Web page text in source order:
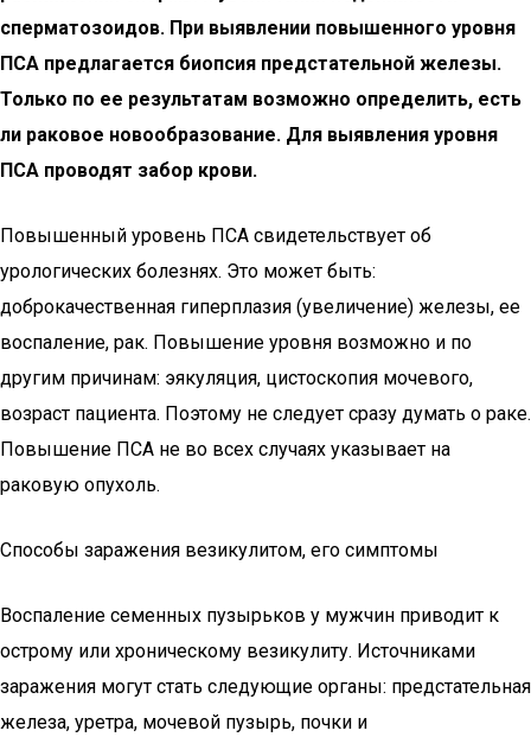
сперматозоидов. При выявлении повышенного уровня
ПСА предлагается биопсия предстательной железы.
Только по ее результатам возможно определить, есть
ли раковое новообразование. Для выявления уровня
ПСА проводят забор крови.
Повышенный уровень ПСА свидетельствует об
урологических болезнях. Это может быть:
доброкачественная гиперплазия (увеличение) железы, ее
воспаление, рак. Повышение уровня возможно и по
другим причинам: эякуляция, цистоскопия мочевого,
возраст пациента. Поэтому не следует сразу думать о раке.
Повышение ПСА не во всех случаях указывает на
раковую опухоль.
Способы заражения везикулитом, его симптомы
Воспаление семенных пузырьков у мужчин приводит к
острому или хроническому везикулиту. Источниками
заражения могут стать следующие органы: предстательная
железа, уретра, мочевой пузырь, почки и